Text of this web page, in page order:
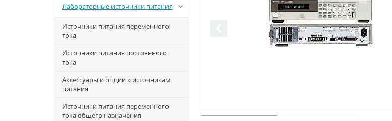
Лабораторные источники питания
Источники питания переменного
тока
Источники питания постоянного
тока
Аксессуары и опции к источникам
питания
Источники питания переменного
тока общего назначения